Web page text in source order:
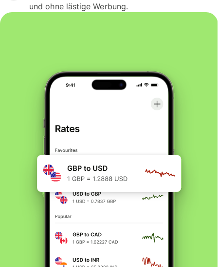
und ohne lästige Werbung.